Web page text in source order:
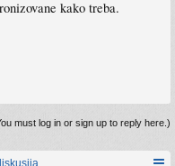
kako treba.
must log in or sign up to reply here.)